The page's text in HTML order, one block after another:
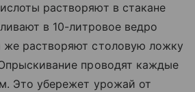
растворяют в стакане
в 10-литровое ведро
растворяют столовую ложку
проводят каждые
Это убережет урожай от